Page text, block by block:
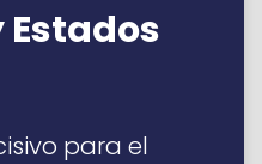
Estados
para el